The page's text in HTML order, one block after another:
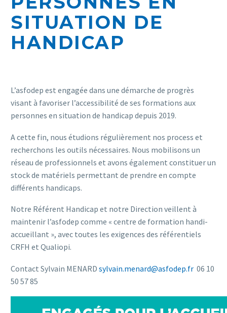
SITUATION DE
HANDICAP
L’asfodep est engagée dans une démarche de progrès
visant à favoriser l’accessibilité de ses formations aux
personnes en situation de handicap depuis 2019.
A cette fin, nous étudions régulièrement nos process et
recherchons les outils nécessaires. Nous mobilisons un
réseau de professionnels et avons également constituer un
stock de matériels permettant de prendre en compte
différents handicaps.
Notre Référent Handicap et notre Direction veillent à
maintenir l’asfodep comme « centre de formation handi-
accueillant », avec toutes les exigences des référentiels
CRFH et Qualiopi.
Contact Sylvain MENARD sylvain.menard@asfodep.fr 06 10
50 57 85